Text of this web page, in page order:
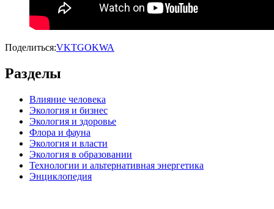
Поделиться:VKTGOKWA
Разделы
Влияние человека
Экология и бизнес
Экология и здоровье
Флора и фауна
Экология и власти
Экология в образовании
Технологии и альтернативная энергетика
Энциклопедия